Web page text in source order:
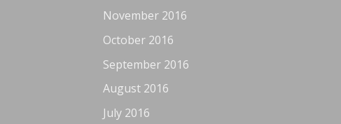
November 2016
October 2016
September 2016
August 2016
July 2016